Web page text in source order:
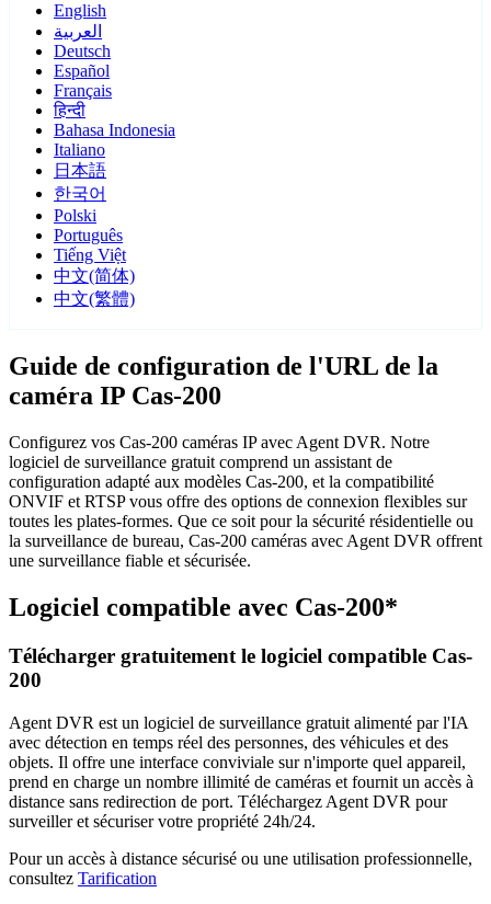
English
العربية
Deutsch
Español
Français
हिन्दी
Bahasa Indonesia
Italiano
日本語
한국어
Polski
Português
Tiếng Việt
中文(简体)
中文(繁體)
Guide de configuration de l'URL de la
caméra IP Cas-200
Configurez vos Cas-200 caméras IP avec Agent DVR. Notre
logiciel de surveillance gratuit comprend un assistant de
configuration adapté aux modèles Cas-200, et la compatibilité
ONVIF et RTSP vous offre des options de connexion flexibles sur
toutes les plates-formes. Que ce soit pour la sécurité résidentielle ou
la surveillance de bureau, Cas-200 caméras avec Agent DVR offrent
une surveillance fiable et sécurisée.
Logiciel compatible avec Cas-200*
Télécharger gratuitement le logiciel compatible Cas-
200
Agent DVR est un logiciel de surveillance gratuit alimenté par l'IA
avec détection en temps réel des personnes, des véhicules et des
objets. Il offre une interface conviviale sur n'importe quel appareil,
prend en charge un nombre illimité de caméras et fournit un accès à
distance sans redirection de port. Téléchargez Agent DVR pour
surveiller et sécuriser votre propriété 24h/24.
Pour un accès à distance sécurisé ou une utilisation professionnelle,
consultez Tarification